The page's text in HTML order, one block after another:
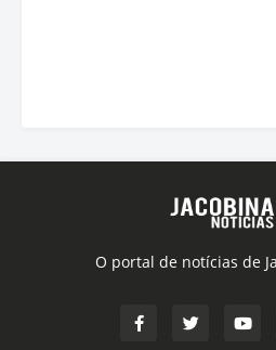
O portal de notícias de